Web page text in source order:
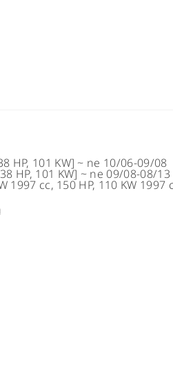
HP, 101 KW] ~ ne 10/06-09/08
HP, 101 KW] ~ ne 09/08-08/13
cc, 150 HP, 110 KW 1997